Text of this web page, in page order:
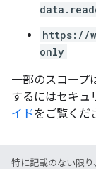
https://
only
一部のスコープ
するにはセキュ
イドをご覧くだ
特に記載のない限